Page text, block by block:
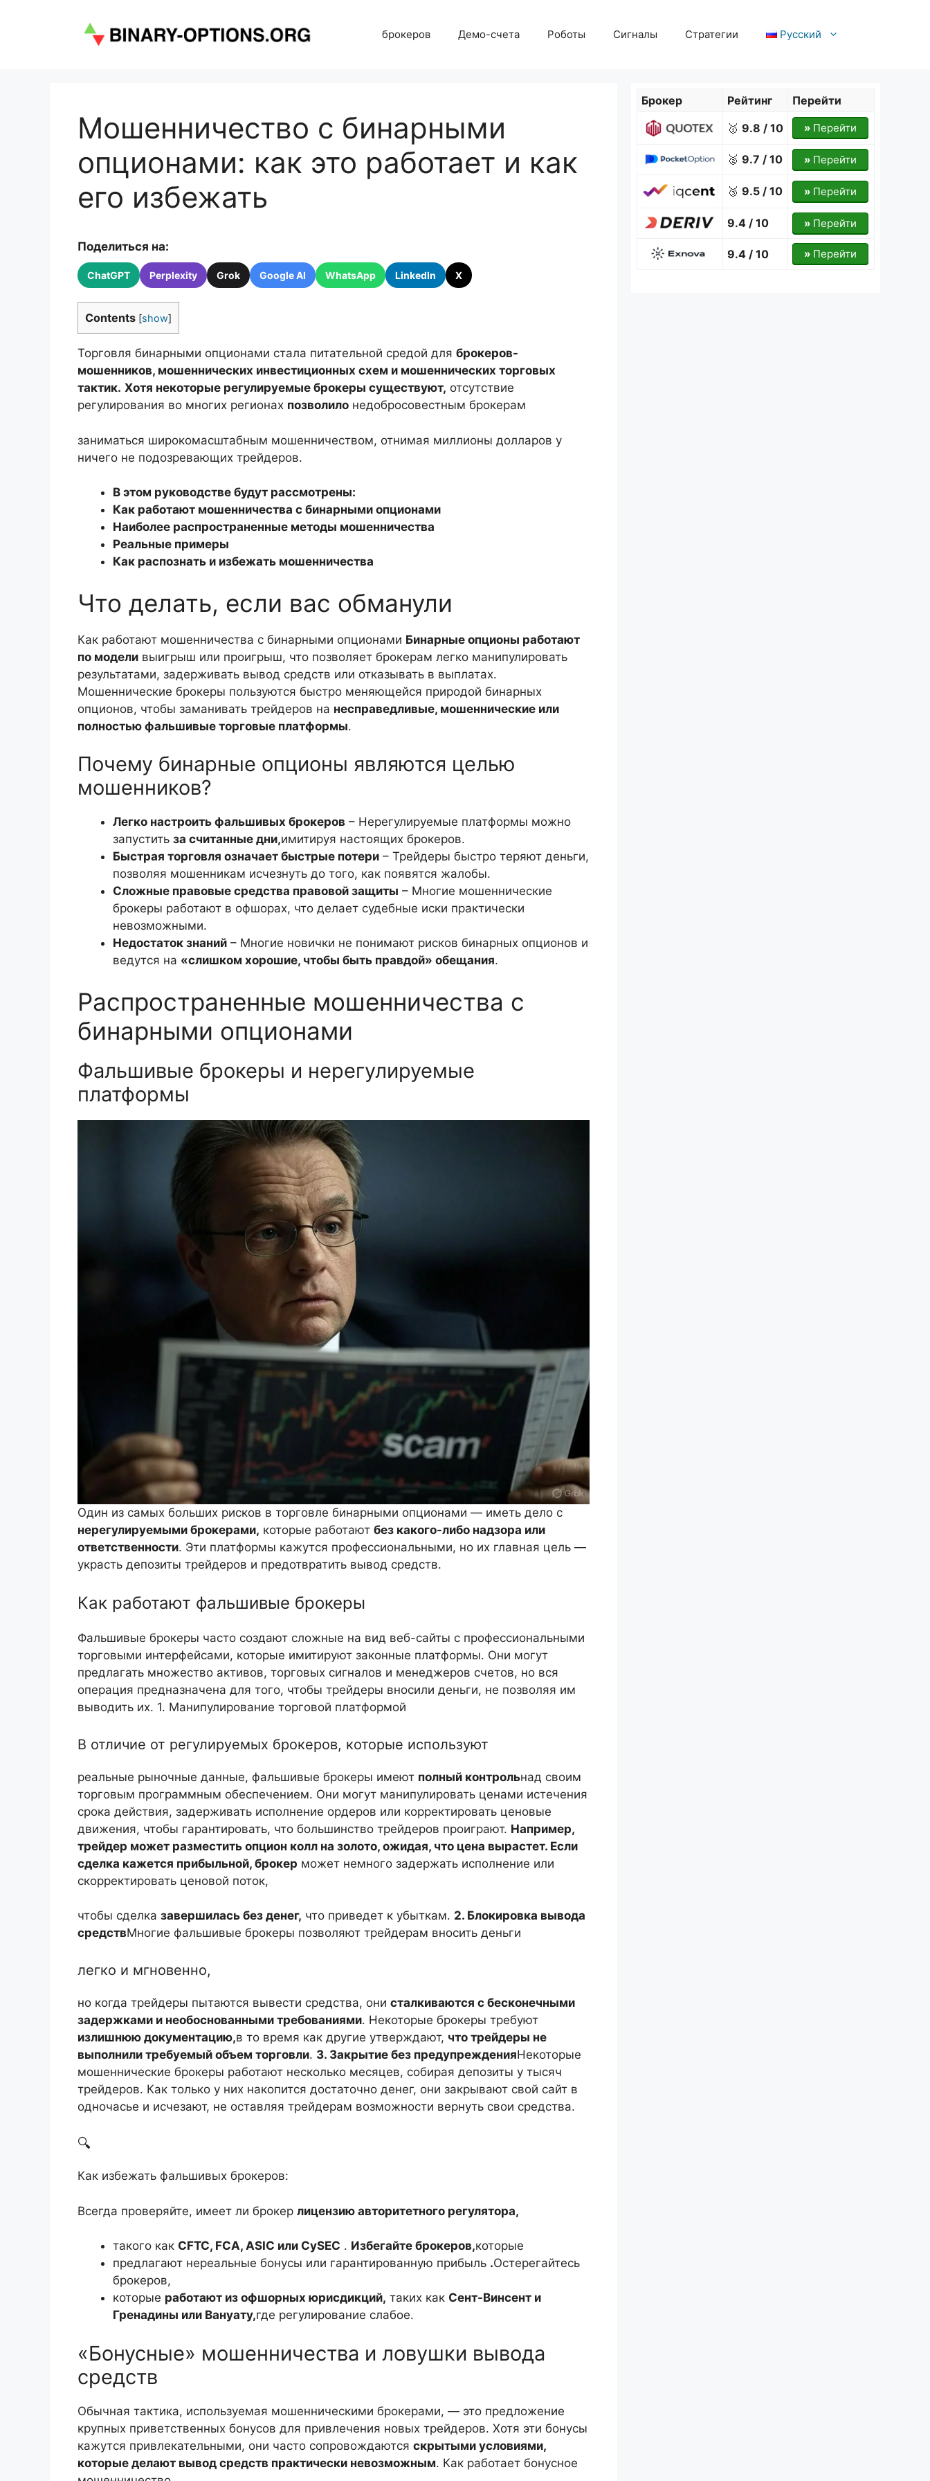
брокеров Демо-счета Роботы Сигналы Стратегии Русский
Мошенничество с бинарными
опционами: как это работает и как
его избежать
Поделиться на:
ChatGPT Perplexity Grok Google AI WhatsApp LinkedIn X
Contents [show]
Торговля бинарными опционами стала питательной средой для брокеров-
мошенников, мошеннических инвестиционных схем и мошеннических торговых
тактик. Хотя некоторые регулируемые брокеры существуют, отсутствие
регулирования во многих регионах позволило недобросовестным брокерам
заниматься широкомасштабным мошенничеством, отнимая миллионы долларов у
ничего не подозревающих трейдеров.
В этом руководстве будут рассмотрены:
Как работают мошенничества с бинарными опционами
Наиболее распространенные методы мошенничества
Реальные примеры
Как распознать и избежать мошенничества
Что делать, если вас обманули
Как работают мошенничества с бинарными опционами Бинарные опционы работают
по модели выигрыш или проигрыш, что позволяет брокерам легко манипулировать
результатами, задерживать вывод средств или отказывать в выплатах.
Мошеннические брокеры пользуются быстро меняющейся природой бинарных
опционов, чтобы заманивать трейдеров на несправедливые, мошеннические или
полностью фальшивые торговые платформы.
Почему бинарные опционы являются целью
мошенников?
Легко настроить фальшивых брокеров – Нерегулируемые платформы можно
запустить за считанные дни,имитируя настоящих брокеров.
Быстрая торговля означает быстрые потери – Трейдеры быстро теряют деньги,
позволяя мошенникам исчезнуть до того, как появятся жалобы.
Сложные правовые средства правовой защиты – Многие мошеннические
брокеры работают в офшорах, что делает судебные иски практически
невозможными.
Недостаток знаний – Многие новички не понимают рисков бинарных опционов и
ведутся на «слишком хорошие, чтобы быть правдой» обещания.
Распространенные мошенничества с
бинарными опционами
Фальшивые брокеры и нерегулируемые
платформы
Один из самых больших рисков в торговле бинарными опционами — иметь дело с
нерегулируемыми брокерами, которые работают без какого-либо надзора или
ответственности. Эти платформы кажутся профессиональными, но их главная цель —
украсть депозиты трейдеров и предотвратить вывод средств.
Как работают фальшивые брокеры
Фальшивые брокеры часто создают сложные на вид веб-сайты с профессиональными
торговыми интерфейсами, которые имитируют законные платформы. Они могут
предлагать множество активов, торговых сигналов и менеджеров счетов, но вся
операция предназначена для того, чтобы трейдеры вносили деньги, не позволяя им
выводить их. 1. Манипулирование торговой платформой
В отличие от регулируемых брокеров, которые используют
реальные рыночные данные, фальшивые брокеры имеют полный контрольнад своим
торговым программным обеспечением. Они могут манипулировать ценами истечения
срока действия, задерживать исполнение ордеров или корректировать ценовые
движения, чтобы гарантировать, что большинство трейдеров проиграют. Например,
трейдер может разместить опцион колл на золото, ожидая, что цена вырастет. Если
сделка кажется прибыльной, брокер может немного задержать исполнение или
скорректировать ценовой поток,
чтобы сделка завершилась без денег, что приведет к убыткам. 2. Блокировка вывода
средствМногие фальшивые брокеры позволяют трейдерам вносить деньги
легко и мгновенно,
но когда трейдеры пытаются вывести средства, они сталкиваются с бесконечными
задержками и необоснованными требованиями. Некоторые брокеры требуют
излишнюю документацию,в то время как другие утверждают, что трейдеры не
выполнили требуемый объем торговли. 3. Закрытие без предупрежденияНекоторые
мошеннические брокеры работают несколько месяцев, собирая депозиты у тысяч
трейдеров. Как только у них накопится достаточно денег, они закрывают свой сайт в
одночасье и исчезают, не оставляя трейдерам возможности вернуть свои средства.
🔍
Как избежать фальшивых брокеров:
Всегда проверяйте, имеет ли брокер лицензию авторитетного регулятора,
такого как CFTC, FCA, ASIC или CySEC . Избегайте брокеров,которые
предлагают нереальные бонусы или гарантированную прибыль .Остерегайтесь
брокеров,
которые работают из офшорных юрисдикций, таких как Сент-Винсент и
Гренадины или Вануату,где регулирование слабое.
«Бонусные» мошенничества и ловушки вывода
средств
Обычная тактика, используемая мошенническими брокерами, — это предложение
крупных приветственных бонусов для привлечения новых трейдеров. Хотя эти бонусы
кажутся привлекательными, они часто сопровождаются скрытыми условиями,
которые делают вывод средств практически невозможным. Как работает бонусное
Брокер Рейтинг
Перейти
🥇 9.8 / 10 »Перейти
🥈 9.7 / 10 »Перейти
🥉 9.5 / 10 »Перейти
9.4 / 10 »Перейти
9.4 / 10 »Перейти